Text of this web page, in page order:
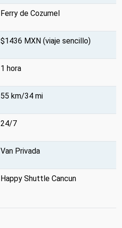
Ferry de Cozumel
$1436 MXN (viaje sencillo)
1 hora
55 km/34 mi
24/7
Van Privada
Happy Shuttle Cancun